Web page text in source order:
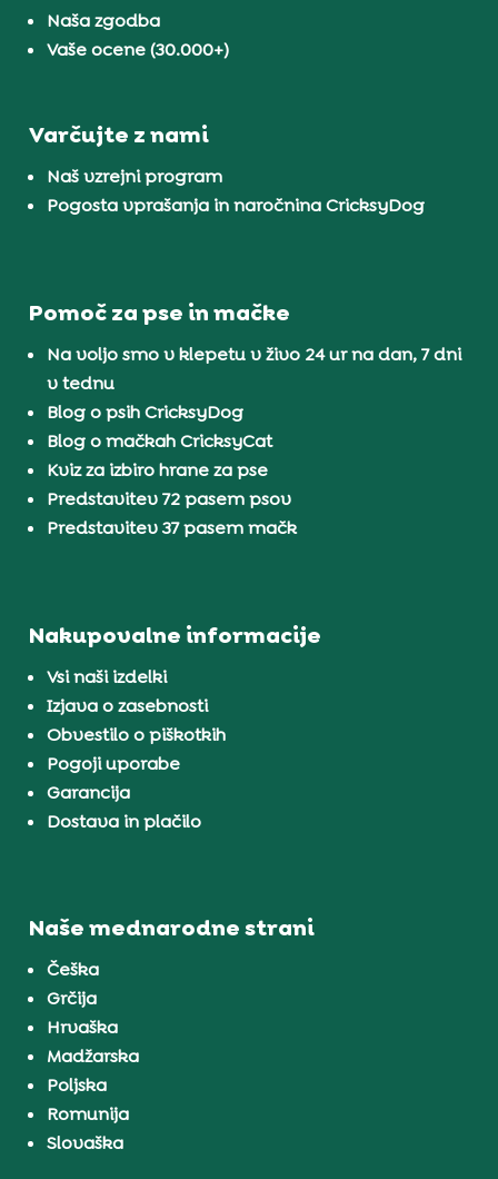
Naša zgodba
Vaše ocene (30.000+)
Varčujte z nami
Naš vzrejni program
Pogosta vprašanja in naročnina CricksyDog
Pomoč za pse in mačke
Na voljo smo v klepetu v živo 24 ur na dan, 7 dni
v tednu
Blog o psih CricksyDog
Blog o mačkah CricksyCat
Kviz za izbiro hrane za pse
Predstavitev 72 pasem psov
Predstavitev 37 pasem mačk
Nakupovalne informacije
Vsi naši izdelki
Izjava o zasebnosti
Obvestilo o piškotkih
Pogoji uporabe
Garancija
Dostava in plačilo
Naše mednarodne strani
Češka
Grčija
Hrvaška
Madžarska
Poljska
Romunija
Slovaška